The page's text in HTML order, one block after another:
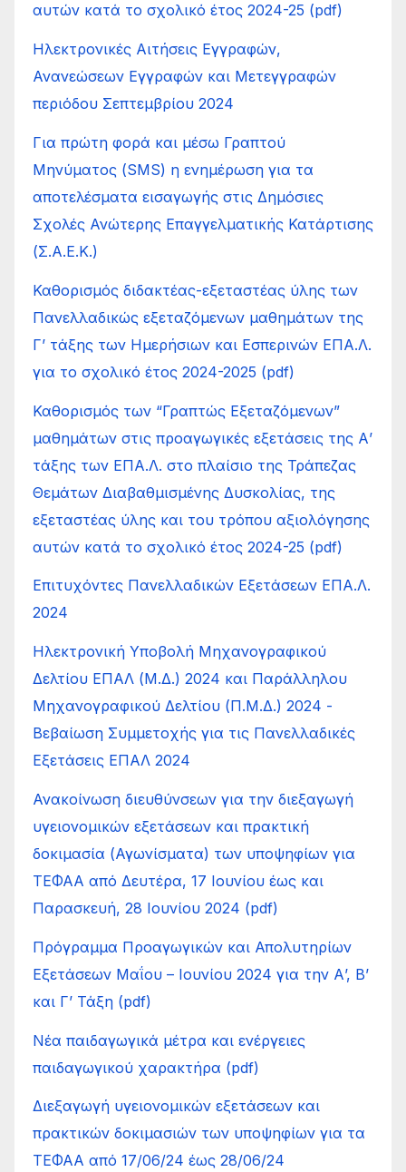
αυτών κατά το σχολικό έτος 2024-25 (pdf)
Ηλεκτρονικές Αιτήσεις Εγγραφών,
Ανανεώσεων Εγγραφών και Μετεγγραφών
περιόδου Σεπτεμβρίου 2024
Για πρώτη φορά και μέσω Γραπτού
Μηνύματος (SMS) η ενημέρωση για τα
αποτελέσματα εισαγωγής στις Δημόσιες
Σχολές Ανώτερης Επαγγελματικής Κατάρτισης
(Σ.Α.Ε.Κ.)
Καθορισμός διδακτέας-εξεταστέας ύλης των
Πανελλαδικώς εξεταζόμενων μαθημάτων της
Γ’ τάξης των Ημερήσιων και Εσπερινών ΕΠΑ.Λ.
για το σχολικό έτος 2024-2025 (pdf)
Καθορισμός των “Γραπτώς Εξεταζόμενων”
μαθημάτων στις προαγωγικές εξετάσεις της Α’
τάξης των ΕΠΑ.Λ. στο πλαίσιο της Τράπεζας
Θεμάτων Διαβαθμισμένης Δυσκολίας, της
εξεταστέας ύλης και του τρόπου αξιολόγησης
αυτών κατά το σχολικό έτος 2024-25 (pdf)
Επιτυχόντες Πανελλαδικών Εξετάσεων ΕΠΑ.Λ.
2024
Ηλεκτρονική Υποβολή Μηχανογραφικού
Δελτίου ΕΠΑΛ (Μ.Δ.) 2024 και Παράλληλου
Μηχανογραφικού Δελτίου (Π.Μ.Δ.) 2024 -
Βεβαίωση Συμμετοχής για τις Πανελλαδικές
Εξετάσεις ΕΠΑΛ 2024
Ανακοίνωση διευθύνσεων για την διεξαγωγή
υγειονομικών εξετάσεων και πρακτική
δοκιμασία (Αγωνίσματα) των υποψηφίων για
ΤΕΦΑΑ από Δευτέρα, 17 Ιουνίου έως και
Παρασκευή, 28 Ιουνίου 2024 (pdf)
Πρόγραμμα Προαγωγικών και Απολυτηρίων
Εξετάσεων Μαΐου – Ιουνίου 2024 για την Α’, Β’
και Γ’ Τάξη (pdf)
Νέα παιδαγωγικά μέτρα και ενέργειες
παιδαγωγικού χαρακτήρα (pdf)
Διεξαγωγή υγειονομικών εξετάσεων και
πρακτικών δοκιμασιών των υποψηφίων για τα
ΤΕΦΑΑ από 17/06/24 έως 28/06/24